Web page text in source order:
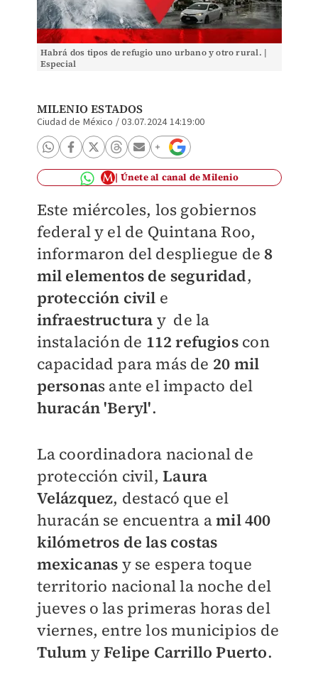
Habrá dos tipos de refugio uno urbano y otro rural. |
Especial
MILENIO ESTADOS
Ciudad de México /03.07.2024 14:19:00
Únete al canal de Milenio
Este miércoles, los gobiernos
federal y el de Quintana Roo,
informaron del despliegue de 8
mil elementos de seguridad,
protección civil e
infraestructura y de la
instalación de 112 refugioscon
capacidad para más de 20 mil
personas ante el impacto del
huracán 'Beryl'.
La coordinadora nacional de
protección civil,Laura
Velázquez, destacó que el
huracán se encuentra amil 400
kilómetros de las costas
mexicanas y se espera toque
territorio nacional la noche del
jueves o las primeras horas del
viernes, entre los municipios de
Tulum yFelipe Carrillo Puerto.